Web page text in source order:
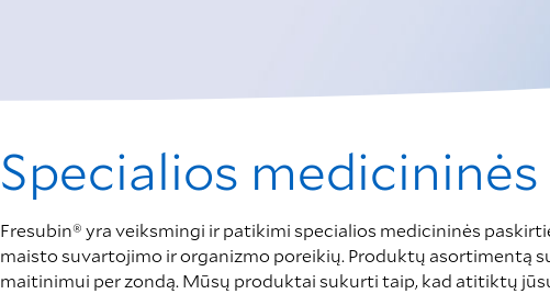
Specialios
Fresubin® yra veiksmingi ir patikimi specialios medicininės
maisto suvartojimo ir organizmo poreikių. Produktų asortimentą
maitinimui per zondą. Mūsų produktai sukurti taip, kad atitiktų